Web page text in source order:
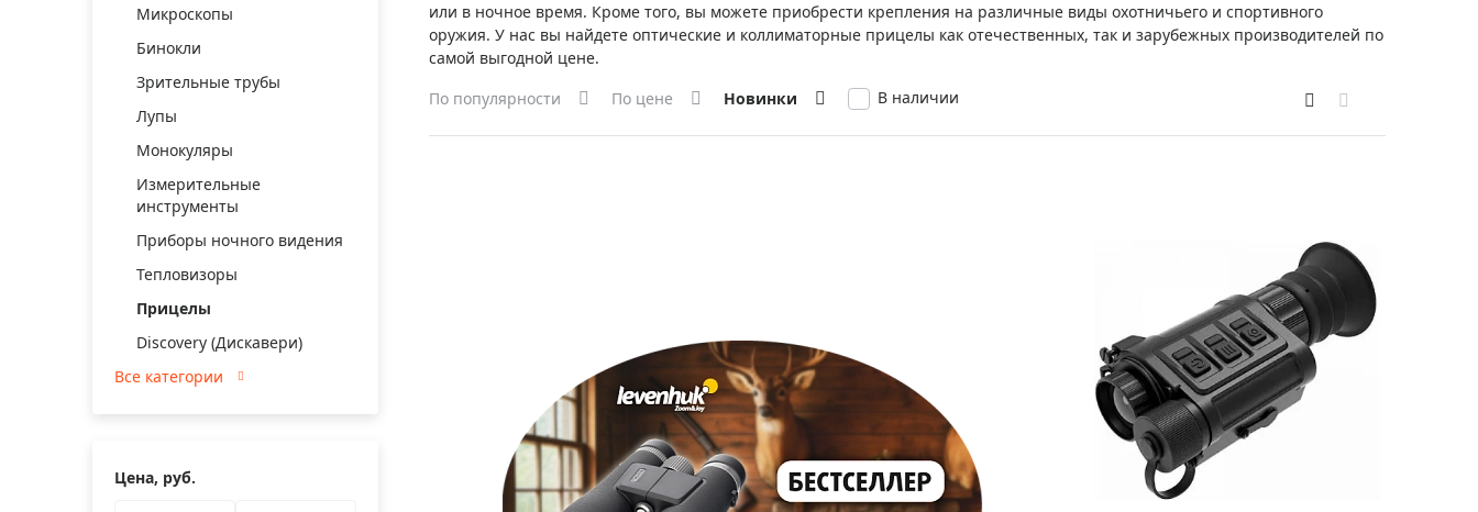
Тепловизоры
Метеостанции, барометры, часы
Discovery (Дискавери)
Оптика для детей Levenhuk LabZZ
Подарки
Хиты продаж
Акции
Распродажа
Распродажа оптики по специальным
Распродажа выставочных образцов
Штативы
Средства для очистки оптики
Мерч
Детекторы проводки
Тестеры качества воды
Нивелиры оптические
Металлоискатели
Теодолиты
Прочее
Микроскопы
Бинокли
Зрительные трубы
Лупы
Монокуляры
Измерительные
инструменты
Приборы ночного видения
Тепловизоры
Прицелы
Discovery (Дискавери)
Все категории
Цена, руб.
или в ночное время. Кроме того, вы можете приобрести крепления на различные виды охотничьего и спортивного
оружия. У нас вы найдете оптические и коллиматорные прицелы как отечественных, так и зарубежных производителей по
самой выгодной цене.
По популярности
По цене Новинки В наличии